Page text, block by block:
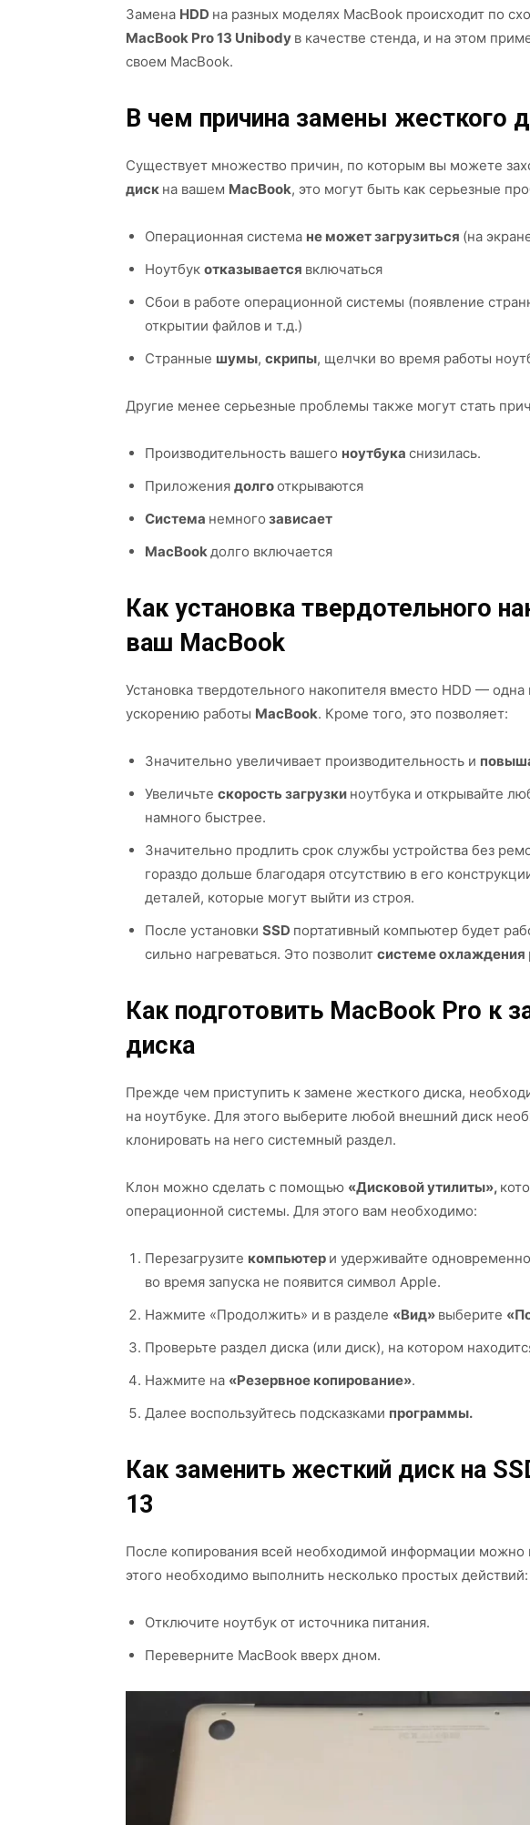
Замена HDD на разных моделях MacBook происходит по
MacBook Pro 13 Unibody в качестве стенда, и на этом
своем MacBook.
В чем причина замены жесткого
Существует множество причин, по которым вы можете
диск на вашем MacBook, это могут быть как серьезные
Операционная система не может загрузиться (на
Ноутбук отказывается включаться
Сбои в работе операционной системы (появление
открытии файлов и т.д.)
Странные шумы, скрипы, щелчки во время работы
Другие менее серьезные проблемы также могут стать
Производительность вашего ноутбука снизилась.
Приложения долгооткрываются
Система немного зависает
MacBookдолго включается
Как установка твердотельного
ваш MacBook
Установка твердотельного накопителя вместо HDD —
ускорению работы MacBook. Кроме того, это позволяет:
Значительно увеличивает производительность и
Увеличьте скорость загрузки ноутбука и открывайте
намного быстрее.
Значительно продлить срок службы устройства без
гораздо дольше благодаря отсутствию в его
деталей, которые могут выйти из строя.
После установки SSD портативный компьютер будет
сильно нагреваться. Это позволит системе охлаждения
Как подготовить MacBook Pro к
диска
Прежде чем приступить к замене жесткого диска,
на ноутбуке. Для этого выберите любой внешний диск
клонировать на него системный раздел.
Клон можно сделать с помощью «Дисковой утилиты»,
операционной системы. Для этого вам необходимо:
Перезагрузите компьютер и удерживайте
во время запуска не появится символ Apple.
Нажмите «Продолжить» и в разделе «Вид» выберите
Проверьте раздел диска (или диск), на котором
Нажмите на «Резервное копирование».
Далее воспользуйтесь подсказками программы.
Как заменить жесткий диск на
13
После копирования всей необходимой информации можно
этого необходимо выполнить несколько простых действий:
Отключите ноутбук от источника питания.
Переверните MacBook вверх дном.